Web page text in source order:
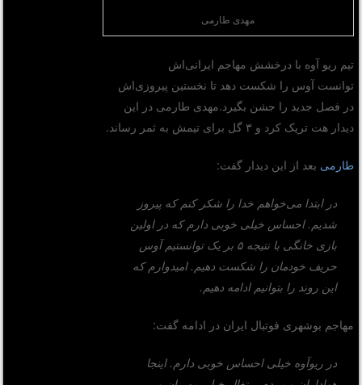
مهدی طارمی
تیم ریو آوه با درخشش مهاجم ایرانی‌اش
توانست آوس را شکست دهد تا نخستین پیروزی‌اش
در فصل جدید را جشن بگیرد.مهدی طارمی در این
دیدار هت تریک کرد و ۳ گل برای تیمش به ثمر رساند.
طارمی بعد از این دیدار گفت:
در ابتدا می‌خواهم خدا را شکر کنم که پیروز
شدیم. احساس خیلی خوبی دارم که در اولین
بازی خانگی با نتیجه ۵ بر یک توانستیم آوس
حریف خودمان را شکست دهیم. امیدوارم که
این روند را بتوانیم ادامه دهیم.
مهاجم بوشهری فوتبال ایران در ادامه گفت:
در ریوآوه خیلی احساس خوبی دارم. اینجا